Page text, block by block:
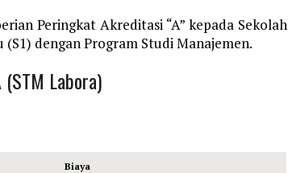
Peringkat Akreditasi “A” kepada Sekolah
dengan Program Studi Manajemen.
Labora)
Biaya